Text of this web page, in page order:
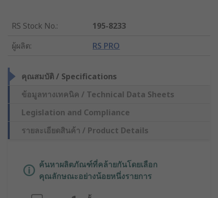
RS Stock No.:
195-8233
ผู้ผลิต: RS PRO
คุณสมบัติ / Specifications
ข้อมูลทางเทคนิค / Technical Data Sheets
Legislation and Compliance
รายละเอียดสินค้า / Product Details
ค้นหาผลิตภัณฑ์ที่คล้ายกันโดยเลือก
คุณลักษณะอย่างน้อยหนึ่งรายการ